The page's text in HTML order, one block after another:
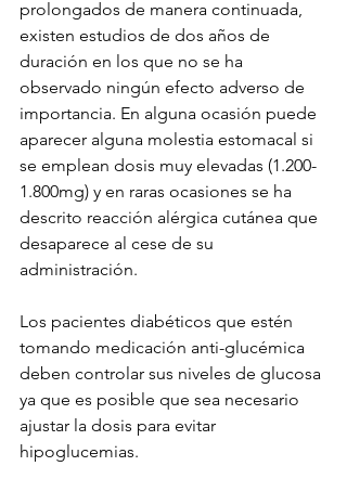
prolongados de manera continuada,
existen estudios de dos años de
duración en los que no se ha
observado ningún efecto adverso de
importancia. En alguna ocasión puede
aparecer alguna molestia estomacal si
se emplean dosis muy elevadas (1.200-
1.800mg) y en raras ocasiones se ha
descrito reacción alérgica cutánea que
desaparece al cese de su
administración.
Los pacientes diabéticos que estén
tomando medicación anti-glucémica
deben controlar sus niveles de glucosa
ya que es posible que sea necesario
ajustar la dosis para evitar
hipoglucemias.